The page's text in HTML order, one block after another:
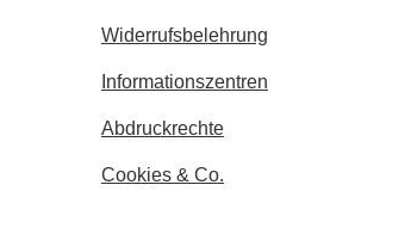
Widerrufsbelehrung
Informationszentren
Abdruckrechte
Cookies & Co.